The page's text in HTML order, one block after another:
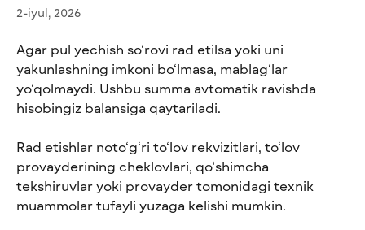
2-iyul, 2026
Agar pul yechish so‘rovi rad etilsa yoki uni
yakunlashning imkoni bo‘lmasa, mablag‘lar
yo‘qolmaydi. Ushbu summa avtomatik ravishda
hisobingiz balansiga qaytariladi.
Rad etishlar noto‘g‘ri to‘lov rekvizitlari, to‘lov
provayderining cheklovlari, qo‘shimcha
tekshiruvlar yoki provayder tomonidagi texnik
muammolar tufayli yuzaga kelishi mumkin.